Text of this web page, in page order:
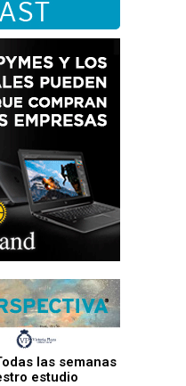
las semanas
estudio